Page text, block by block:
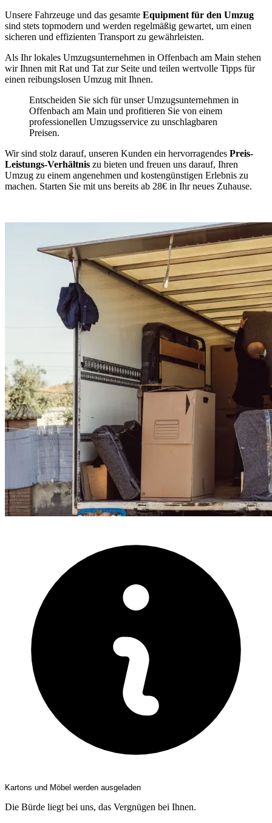
Unsere Fahrzeuge und das gesamte Equipment für den Umzug
sind stets topmodern und werden regelmäßig gewartet, um einen
sicheren und effizienten Transport zu gewährleisten.
Als Ihr lokales Umzugsunternehmen in Offenbach am Main stehen
wir Ihnen mit Rat und Tat zur Seite und teilen wertvolle Tipps für
einen reibungslosen Umzug mit Ihnen.
Entscheiden Sie sich für unser Umzugsunternehmen in
Offenbach am Main und profitieren Sie von einem
professionellen Umzugsservice zu unschlagbaren
Preisen.
Wir sind stolz darauf, unseren Kunden ein hervorragendes Preis-
Leistungs-Verhältnis zu bieten und freuen uns darauf, Ihren
Umzug zu einem angenehmen und kostengünstigen Erlebnis zu
machen. Starten Sie mit uns bereits ab 28€ in Ihr neues Zuhause.
Kartons und Möbel werden ausgeladen
Die Bürde liegt bei uns, das Vergnügen bei Ihnen.